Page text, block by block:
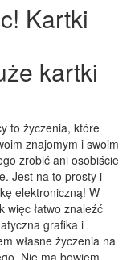
Kartki
kartki
to życzenia, które
znajomym i swoim
zrobić ani osobiście
Jest na to prosty i
elektroniczną! W
więc łatwo znaleźć
grafika i
własne życzenia na
Nie ma bowiem